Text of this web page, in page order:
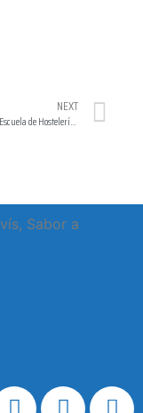
NEXT
Alumnos de la Escuela de Hostelería visitando Mercamalaga